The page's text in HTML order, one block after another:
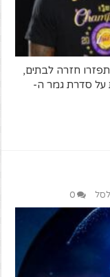
חזרה לבתים,
מה שראינו עם 5 נקודות על סדרת גמר ה-
לסל 0